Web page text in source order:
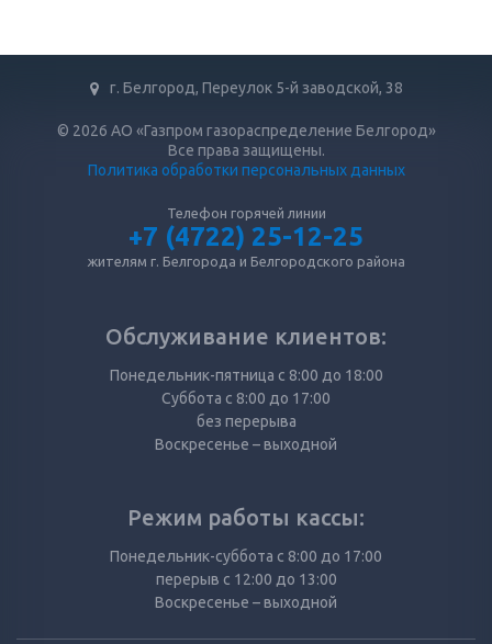
г. Белгород, Переулок 5-й заводской, 38
© 2026 АО «Газпром газораспределение Белгород»
Все права защищены.
Политика обработки персональных данных
Телефон горячей линии
+7 (4722) 25-12-25
жителям г. Белгорода и Белгородского района
Обслуживание клиентов:
Понедельник-пятница с 8:00 до 18:00
Суббота с 8:00 до 17:00
без перерыва
Воскресенье – выходной
Режим работы кассы:
Понедельник-суббота с 8:00 до 17:00
перерыв с 12:00 до 13:00
Воскресенье – выходной